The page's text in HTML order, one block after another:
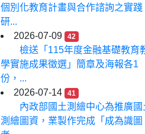
個別化教育計畫與合作諮詢之實踐
研...
2026-07-09
42
檢送「115年度金融基礎教育
學實施成果徵選」簡章及海報各1
份，...
2026-07-14
41
內政部國土測繪中心為推廣國
測繪圖資，業製作完成「成為識圖